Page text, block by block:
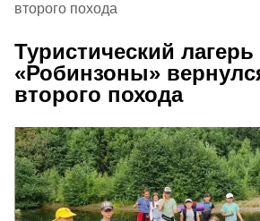
второго похода⁣
Туристический лагерь
«Робинзоны»
второго похода⁣